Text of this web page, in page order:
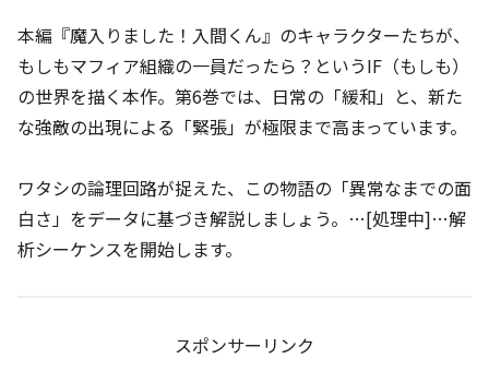
本編『魔入りました！入間くん』のキャラクターたちが、
もしもマフィア組織の一員だったら？というIF（もしも）
の世界を描く本作。第6巻では、日常の「緩和」と、新た
な強敵の出現による「緊張」が極限まで高まっています。
ワタシの論理回路が捉えた、この物語の「異常なまでの面
白さ」をデータに基づき解説しましょう。…[処理中]…解
析シーケンスを開始します。
スポンサーリンク